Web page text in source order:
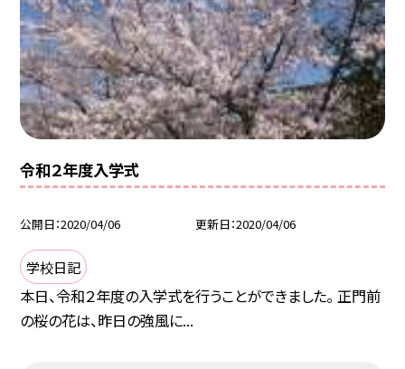
令和２年度入学式
公開日 2020/04/06 更新日 2020/04/06
学校日記
本日、令和２年度の入学式を行うことができました。 正門前
の桜の花は、昨日の強風に...